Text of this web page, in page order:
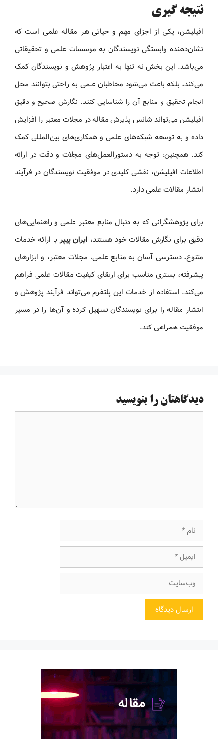
نتیجه گیری
افیلیشن، یکی از اجزای مهم و حیاتی هر مقاله علمی است که
نشان‌دهنده وابستگی نویسندگان به موسسات علمی و تحقیقاتی
می‌باشد. این بخش نه تنها به اعتبار پژوهش و نویسندگان کمک
می‌کند، بلکه باعث می‌شود مخاطبان علمی به راحتی بتوانند محل
انجام تحقیق و منابع آن را شناسایی کنند. نگارش صحیح و دقیق
افیلیشن می‌تواند شانس پذیرش مقاله در مجلات معتبر را افزایش
داده و به توسعه شبکه‌های علمی و همکاری‌های بین‌المللی کمک
کند. همچنین، توجه به دستورالعمل‌های مجلات و دقت در ارائه
اطلاعات افیلیشن، نقشی کلیدی در موفقیت نویسندگان در فرآیند
انتشار مقالات علمی دارد.
برای پژوهشگرانی که به دنبال منابع معتبر علمی و راهنمایی‌های
دقیق برای نگارش مقالات خود هستند، ایران پیپربا ارائه خدمات
متنوع، دسترسی آسان به منابع علمی، مجلات معتبر، و ابزارهای
پیشرفته، بستری مناسب برای ارتقای کیفیت مقالات علمی فراهم
می‌کند. استفاده از خدمات این پلتفرم می‌تواند فرآیند پژوهش و
انتشار مقاله را برای نویسندگان تسهیل کرده و آن‌ها را در مسیر
موفقیت همراهی کند.
دیدگاهتان را بنویسید
ایمیل
وب‌سایت